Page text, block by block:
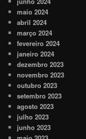
maio 2024
abril 2024
março 2024
fevereiro 2024
janeiro 2024
dezembro 2023
novembro 2023
outubro 2023
setembro 2023
agosto 2023
julho 2023
junho 2023